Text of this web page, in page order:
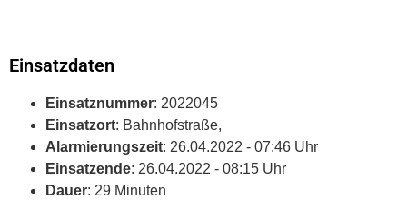
Einsatzdaten
Einsatznummer: 2022045
Einsatzort: Bahnhofstraße,
Alarmierungszeit: 26.04.2022 - 07:46 Uhr
Einsatzende: 26.04.2022 - 08:15 Uhr
Dauer: 29 Minuten